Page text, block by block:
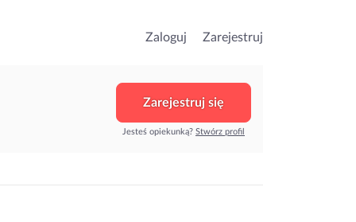
Zaloguj Zarejestruj
Zarejestruj się
Jesteś opiekunką? Stwórz profil